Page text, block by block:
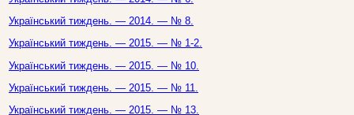
Український тиждень. — 2014. — № 8.
Український тиждень. — 2015. — № 1-2.
Український тиждень. — 2015. — № 10.
Український тиждень. — 2015. — № 11.
Український тиждень. — 2015. — № 13.